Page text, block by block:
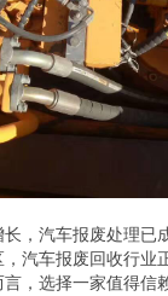
，汽车报废处理已
汽车报废回收行业
，选择一家值得信